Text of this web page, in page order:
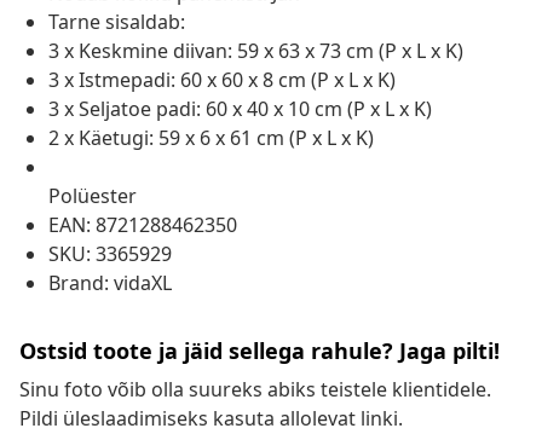
Tarne sisaldab:
3 x Keskmine diivan: 59 x 63 x 73 cm (P x L x K)
3 x Istmepadi: 60 x 60 x 8 cm (P x L x K)
3 x Seljatoe padi: 60 x 40 x 10 cm (P x L x K)
2 x Käetugi: 59 x 6 x 61 cm (P x L x K)
Polüester
EAN: 8721288462350
SKU: 3365929
Brand: vidaXL
Ostsid toote ja jäid sellega rahule? Jaga pilti!
Sinu foto võib olla suureks abiks teistele klientidele.
Pildi üleslaadimiseks kasuta allolevat linki.